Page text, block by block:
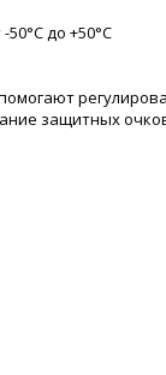
до +50°С
защитных